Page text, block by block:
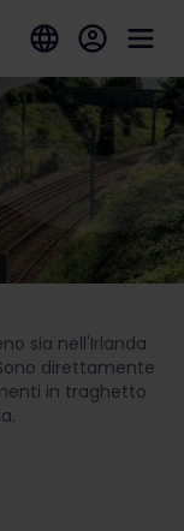
sia nell'Irlanda
direttamente
in traghetto